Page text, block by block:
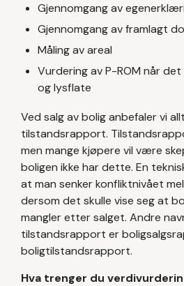
Gjennomgang av
Gjennomgang av framlagt
Måling av areal
Vurdering av P-ROM når
og lysflate
Ved salg av bolig anbefaler vi
tilstandsrapport.
men mange kjøpere vil være
boligen ikke har dette. En
at man senker konfliktnivået
dersom det skulle vise seg at
mangler etter salget. Andre
tilstandsrapport er
boligtilstandsrapport.
Hva trenger du